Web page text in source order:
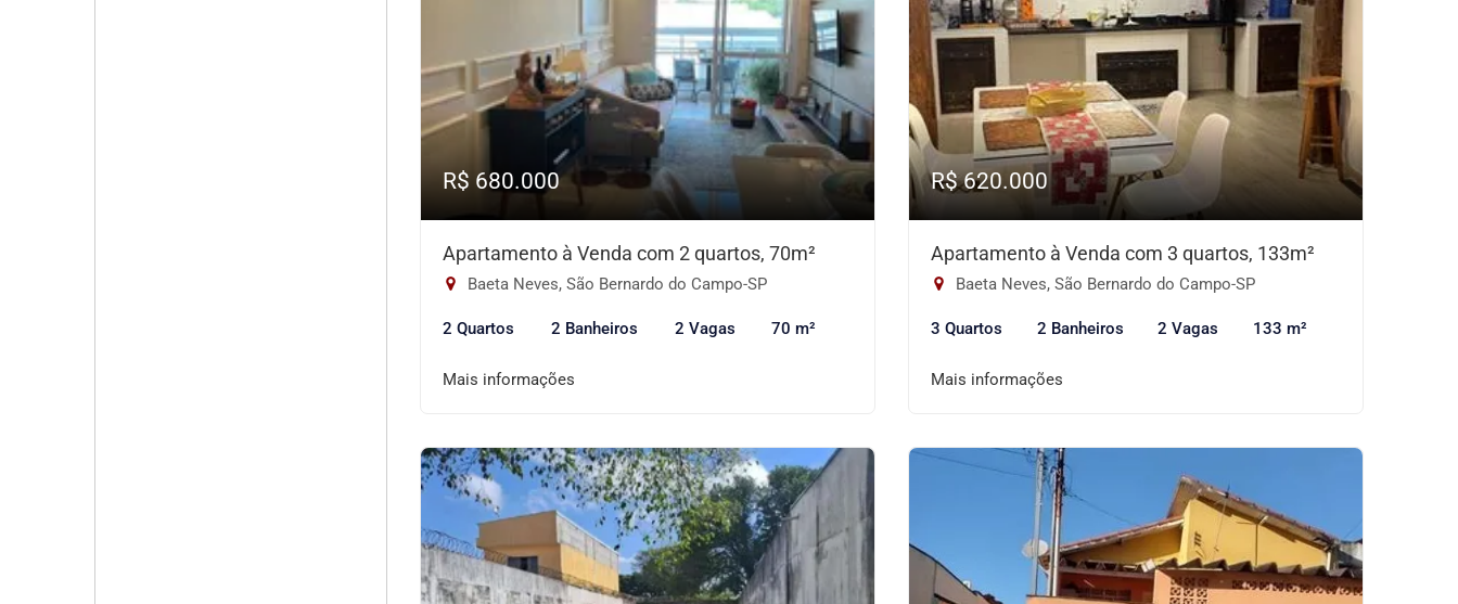
R$ 680.000
Apartamento à Venda com 2 quartos, 70m²
Baeta Neves, São Bernardo do Campo-SP
2 Quartos 2 Banheiros 2 Vagas 70 m²
Mais informações
R$ 620.000
Apartamento à Venda com 3 quartos, 133m²
Baeta Neves, São Bernardo do Campo-SP
3 Quartos 2 Banheiros 2 Vagas 133 m²
Mais informações